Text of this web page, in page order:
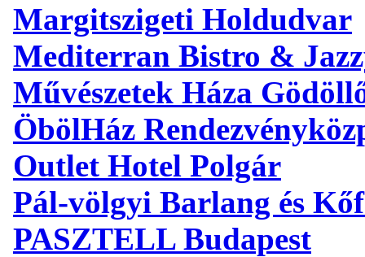
Margitszigeti Holdudvar
Mediterran Bistro &
Művészetek Háza
ÖbölHáz
Outlet Hotel Polgár
Pál-völgyi Barlang és
PASZTELL Budapest